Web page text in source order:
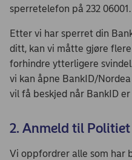
sperretelefon på 232 06001.
Etter vi har sperret din
ditt, kan vi måtte gjøre
forhindre ytterligere
vi kan åpne BankID/
vil få beskjed når BankID
2. Anmeld til Politiet
Vi oppfordrer alle som har